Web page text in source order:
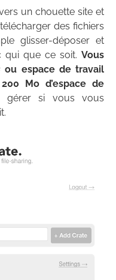
un chouette site et
des fichiers
glisser-déposer et
qui que ce soit. Vous
ou espace de travail
Mo d’espace de
gérer si vous vous